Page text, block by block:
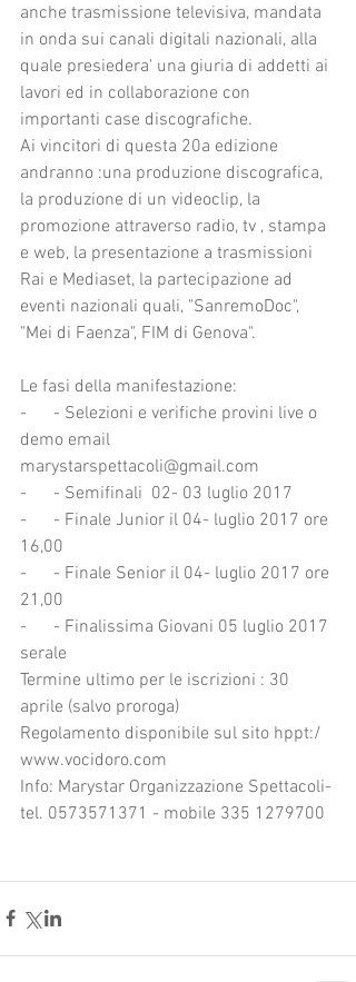
anche trasmissione televisiva, mandata
in onda sui canali digitali nazionali, alla
quale presiedera' una giuria di addetti ai
lavori ed in collaborazione con
importanti case discografiche.
Ai vincitori di questa 20a edizione
andranno :una produzione discografica,
la produzione di un videoclip, la
promozione attraverso radio, tv , stampa
e web, la presentazione a trasmissioni
Rai e Mediaset, la partecipazione ad
eventi nazionali quali, "SanremoDoc",
"Mei di Faenza", FIM di Genova".
Le fasi della manifestazione:
-      - Selezioni e verifiche provini live o
demo email
marystarspettacoli@gmail.com
-      - Semifinali  02- 03 luglio 2017
-      - Finale Junior il 04- luglio 2017 ore
16,00
-      - Finale Senior il 04- luglio 2017 ore
21,00
-      - Finalissima Giovani 05 luglio 2017
serale
Termine ultimo per le iscrizioni : 30
aprile (salvo proroga)
Regolamento disponibile sul sito hppt:/
www.vocidoro.com
Info: Marystar Organizzazione Spettacoli-
tel. 0573571371 - mobile 335 1279700